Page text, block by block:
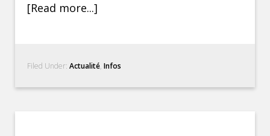
[Read more...]
Filed Under:Actualité,Infos